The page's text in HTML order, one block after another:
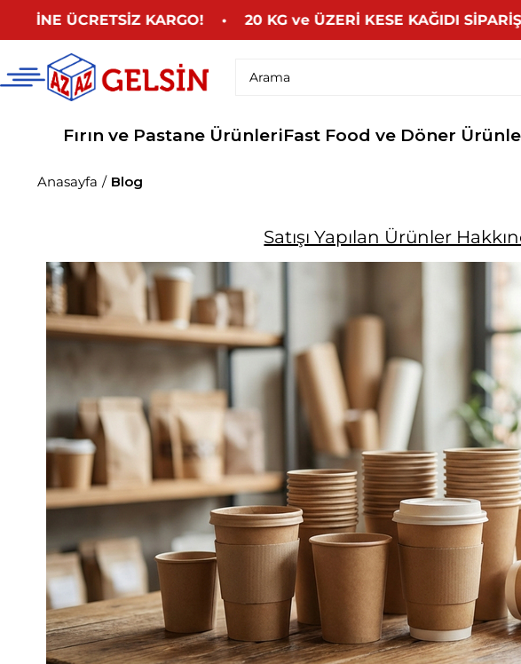
ÜCRETSİZ KARGO! • 20 KG ve ÜZERİ KESE KAĞIDI
Fırın ve Pastane ÜrünleriFast Food ve Döner
Anasayfa Blog
Satışı Yapılan Ürünler